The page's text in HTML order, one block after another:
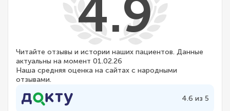
4.9
Читайте отзывы и истории наших пациентов. Данные
актуальны на момент 01.02.26
Наша средняя оценка на сайтах с народными
отзывами.
4.6 из 5